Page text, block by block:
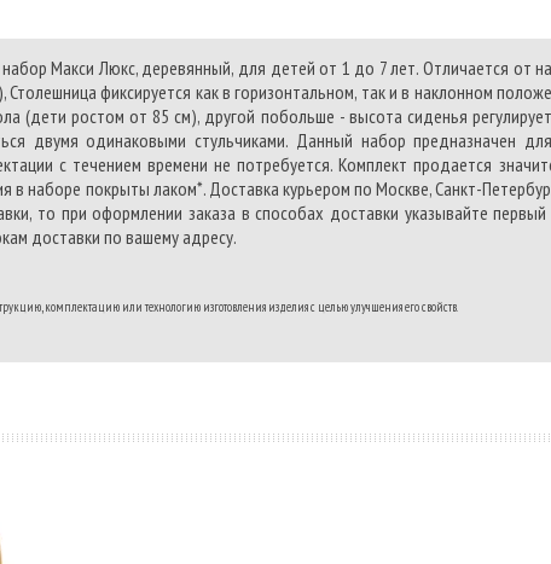
Макси Люкс, деревянный, для детей от 1 до 7 лет. Отличается от
фиксируется как в горизонтальном, так и в наклонном
(дети ростом от 85 см), другой побольше - высота сиденья
двумя одинаковыми стульчиками. Данный набор предназначен для
с течением времени не потребуется. Комплект продается
в наборе покрыты лаком*. Доставка курьером по Москве, Санкт-
то при оформлении заказа в способах доставки указывайте
доставки по вашему адресу.
комплектацию или технологию изготовления изделия с целью улучшения его свойств.